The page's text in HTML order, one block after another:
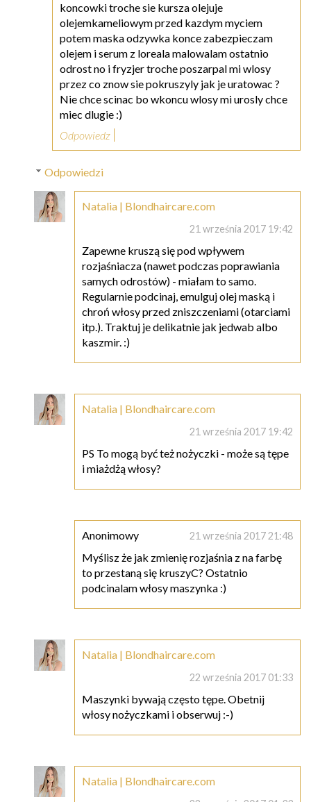
koncowki troche sie kursza olejuje
olejemkameliowym przed kazdym myciem
potem maska odzywka konce zabezpieczam
olejem i serum z loreala malowalam ostatnio
odrost no i fryzjer troche poszarpal mi wlosy
przez co znow sie pokruszyly jak je uratowac ?
Nie chce scinac bo wkoncu wlosy mi urosly chce
miec dlugie :)
Odpowiedz
Odpowiedzi
Natalia | Blondhaircare.com
21 września 2017 19:42
Zapewne kruszą się pod wpływem
rozjaśniacza (nawet podczas poprawiania
samych odrostów) - miałam to samo.
Regularnie podcinaj, emulguj olej maską i
chroń włosy przed zniszczeniami (otarciami
itp.). Traktuj je delikatnie jak jedwab albo
kaszmir. :)
Natalia | Blondhaircare.com
21 września 2017 19:42
PS To mogą być też nożyczki - może są tępe
i miażdżą włosy?
Anonimowy 21 września 2017 21:48
Myślisz że jak zmienię rozjaśnia z na farbę
to przestaną się kruszyC? Ostatnio
podcinalam włosy maszynka :)
Natalia | Blondhaircare.com
22 września 2017 01:33
Maszynki bywają często tępe. Obetnij
włosy nożyczkami i obserwuj :-)
Natalia | Blondhaircare.com